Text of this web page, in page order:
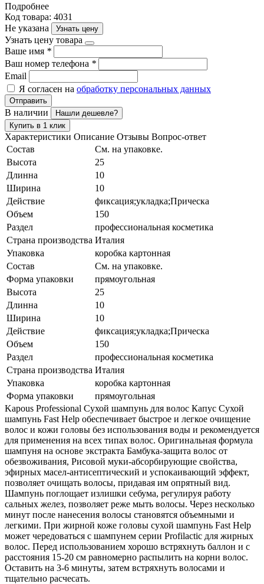
Подробнее
Код товара: 4031
Не указана
Узнать цену
Узнать цену товара
Ваше имя *
Ваш номер телефона *
Email
Я согласен на обработку персональных данных
Отправить
В наличии
Нашли дешевле?
Купить в 1 клик
Характеристики Описание Отзывы Вопрос-ответ
Состав
См. на упаковке.
Высота
25
Длинна
10
Ширина
10
Действие
фиксация;укладка;Прическа
Объем
150
Раздел
профессиональная косметика
Страна производства Италия
Упаковка
коробка картонная
Состав
См. на упаковке.
Форма упаковки
прямоугольная
Высота
25
Длинна
10
Ширина
10
Действие
фиксация;укладка;Прическа
Объем
150
Раздел
профессиональная косметика
Страна производства Италия
Упаковка
коробка картонная
Форма упаковки
прямоугольная
Kapous Professional Сухой шампунь для волос Капус Сухой
шампунь Fast Help обеспечивает быстрое и легкое очищение
волос и кожи головы без использования воды и рекомендуется
для применения на всех типах волос. Оригинальная формула
шампуня на основе экстракта Бамбука-защита волос от
обезвоживания, Рисовой муки-абсорбирующие свойства,
эфирных масел-антисептический и успокаивающий эффект,
позволяет очищать волосы, придавая им опрятный вид.
Шампунь поглощает излишки себума, регулируя работу
сальных желез, позволяет реже мыть волосы. Через несколько
минут после нанесения волосы становятся объемными и
легкими. При жирной коже головы сухой шампунь Fast Help
может чередоваться с шампунем серии Profilactic для жирных
волос. Перед использованием хорошо встряхнуть баллон и с
расстояния 15-20 см равномерно распылить на корни волос.
Оставить на 3-6 минуты, затем встряхнуть волосами и
тщательно расчесать.